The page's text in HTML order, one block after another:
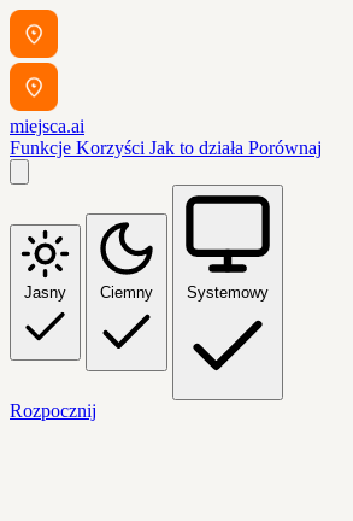
miejsca.ai
Funkcje Korzyści Jak to działa Porównaj
Jasny Ciemny Systemowy
Rozpocznij